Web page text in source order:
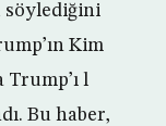
söylediğini
Kim
Trump’ı l
Bu haber,